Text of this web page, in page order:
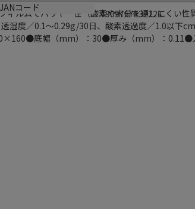
ルムでバリヤー性（酸素や水分を通しにくい
湿度／0.1～0.29g/30日、酸素透過度／1.0以
底幅（mm）：30●厚み（mm）：0.11●
JANコード
4909767432221